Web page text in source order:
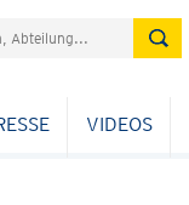
VIDEOS